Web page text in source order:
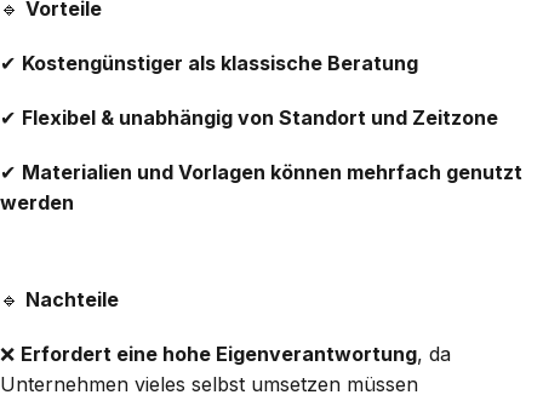
🔹 Vorteile
✔ Kostengünstiger als klassische Beratung
✔ Flexibel & unabhängig von Standort und Zeitzone
✔ Materialien und Vorlagen können mehrfach genutzt
werden
🔹 Nachteile
❌ Erfordert eine hohe Eigenverantwortung, da
Unternehmen vieles selbst umsetzen müssen